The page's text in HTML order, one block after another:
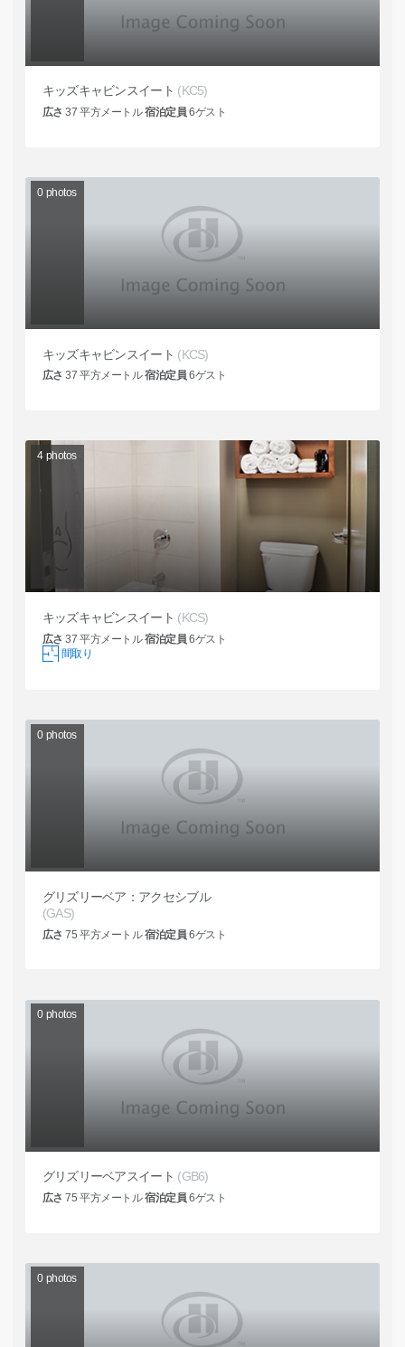
キッズキャビンスイート (KC5)
広さ 37 平方メートル宿泊定員 6ゲスト
0 photos
キッズキャビンスイート (KCS)
広さ 37 平方メートル宿泊定員 6ゲスト
4 photos
キッズキャビンスイート (KCS)
広さ 37 平方メートル宿泊定員 6ゲスト
間取り
0 photos
グリズリーベア：アクセシブル
(GAS)
広さ 75 平方メートル宿泊定員 6ゲスト
0 photos
グリズリーベアスイート (GB6)
広さ 75 平方メートル宿泊定員 6ゲスト
0 photos